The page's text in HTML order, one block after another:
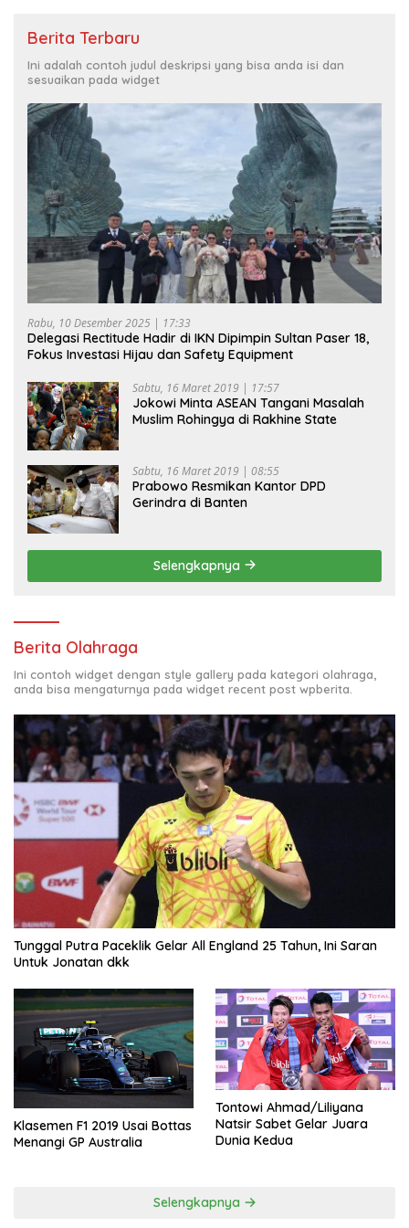
Berita Terbaru
Ini adalah contoh judul deskripsi yang bisa anda isi dan
sesuaikan pada widget
Rabu, 10 Desember 2025 | 17:33
Delegasi Rectitude Hadir di IKN Dipimpin Sultan Paser 18,
Fokus Investasi Hijau dan Safety Equipment
Sabtu, 16 Maret 2019 | 17:57
Jokowi Minta ASEAN Tangani Masalah
Muslim Rohingya di Rakhine State
Sabtu, 16 Maret 2019 | 08:55
Prabowo Resmikan Kantor DPD
Gerindra di Banten
Selengkapnya
Berita Olahraga
Ini contoh widget dengan style gallery pada kategori olahraga,
anda bisa mengaturnya pada widget recent post wpberita.
Tunggal Putra Paceklik Gelar All England 25 Tahun, Ini Saran
Untuk Jonatan dkk
Klasemen F1 2019 Usai Bottas
Menangi GP Australia
Tontowi Ahmad/Liliyana
Natsir Sabet Gelar Juara
Dunia Kedua
Selengkapnya